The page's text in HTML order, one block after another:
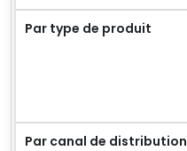
Par type de produit
Par canal de distribution